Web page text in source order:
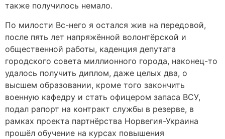
также получилось немало.
По милости Вс-него я остался жив на передовой,
после пять лет напряжённой волонтёрской и
общественной работы, каденция депутата
городского совета миллионного города, наконец-то
удалось получить диплом, даже целых два, о
высшем образовании, кроме того закончить
военную кафедру и стать офицером запаса ВСУ,
подал рапорт на контракт службы в резерве, в
рамках проекта партнёрства Норвегия-Украина
прошёл обучение на курсах повышения